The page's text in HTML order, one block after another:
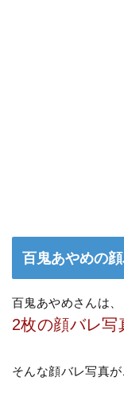
百鬼あやめの
百鬼あやめさんは、
2枚の顔バレ写
そんな顔バレ写真が